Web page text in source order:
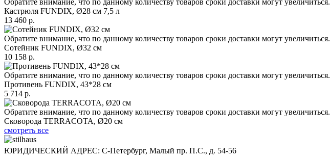
Обратите внимание, что по данному количеству товаров сроки доставки могут увеличиться.
Кастрюля FUNDIX, Ø28 см 7,5 л
13 460 р.
Обратите внимание, что по данному количеству товаров сроки доставки могут увеличиться.
Сотейник FUNDIX, Ø32 см
10 158 р.
Обратите внимание, что по данному количеству товаров сроки доставки могут увеличиться.
Противень FUNDIX, 43*28 см
5 714 р.
Обратите внимание, что по данному количеству товаров сроки доставки могут увеличиться.
Сковорода TERRACOTA, Ø20 см
смотреть все
ЮРИДИЧЕСКИЙ АДРЕС: С-Петербург, Малый пр. П.С., д. 54-56